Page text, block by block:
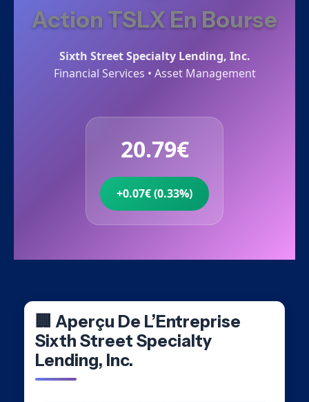
Action TSLX En Bourse
Sixth Street Specialty Lending, Inc.
Financial Services • Asset Management
20.79€
+0.07€ (0.33%)
🏢 Aperçu De L’Entreprise
Sixth Street Specialty
Lending, Inc.